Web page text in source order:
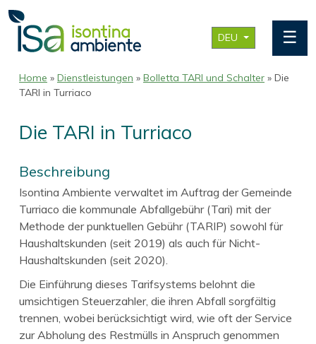
DEU ☰
Home » Dienstleistungen » Bolletta TARI und Schalter » Die
TARI in Turriaco
Die TARI in Turriaco
Beschreibung
Isontina Ambiente verwaltet im Auftrag der Gemeinde
Turriaco die kommunale Abfallgebühr (Tari) mit der
Methode der punktuellen Gebühr (TARIP) sowohl für
Haushaltskunden (seit 2019) als auch für Nicht-
Haushaltskunden (seit 2020).
Die Einführung dieses Tarifsystems belohnt die
umsichtigen Steuerzahler, die ihren Abfall sorgfältig
trennen, wobei berücksichtigt wird, wie oft der Service
zur Abholung des Restmülls in Anspruch genommen